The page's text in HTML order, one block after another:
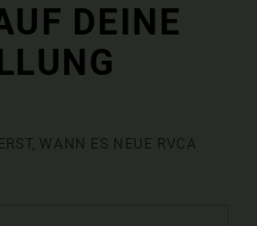
DEINE
WANN ES NEUE RVCA